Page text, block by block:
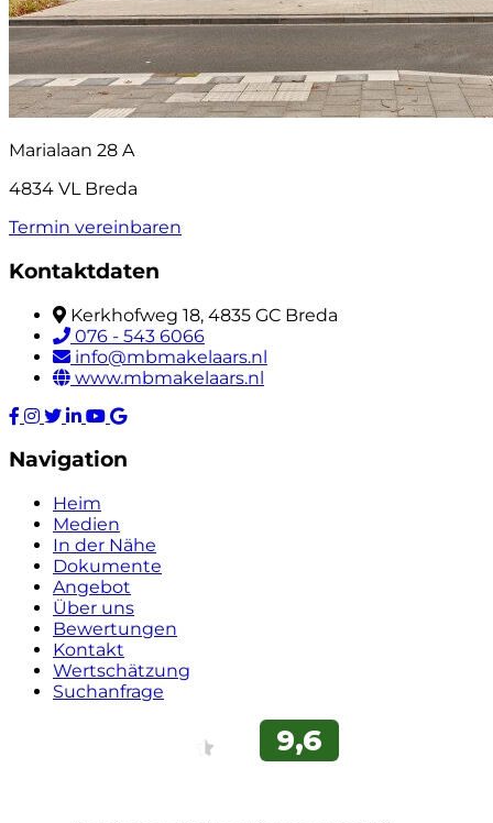
Marialaan 28 A
4834 VL Breda
Termin vereinbaren
Kontaktdaten
Kerkhofweg 18, 4835 GC Breda
076 - 543 6066
info@mbmakelaars.nl
www.mbmakelaars.nl
Navigation
Heim
Medien
In der Nähe
Dokumente
Angebot
Über uns
Bewertungen
Kontakt
Wertschätzung
Suchanfrage